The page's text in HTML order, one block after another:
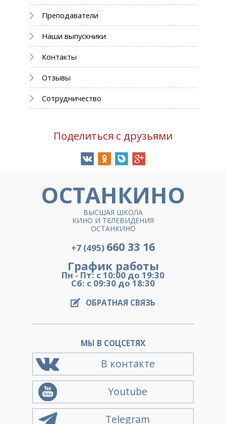
Преподаватели
Наши выпускники
Контакты
Отзывы
Сотрудничество
Поделиться с друзьями
ОСТАНКИНО
ВЫСШАЯ ШКОЛА
КИНО И ТЕЛЕВИДЕНИЯ
ОСТАНКИНО
+7 (495) 660 33 16
График работы
Пн - Пт: с 10:00 до 19:30
Сб: с 09:30 до 18:30
ОБРАТНАЯ СВЯЗЬ
МЫ В СОЦСЕТЯХ
В контакте
Youtube
Telegram